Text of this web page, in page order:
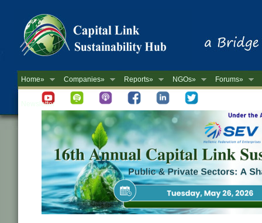
Home» Companies» Reports» NGOs» Forums»
Newsletter